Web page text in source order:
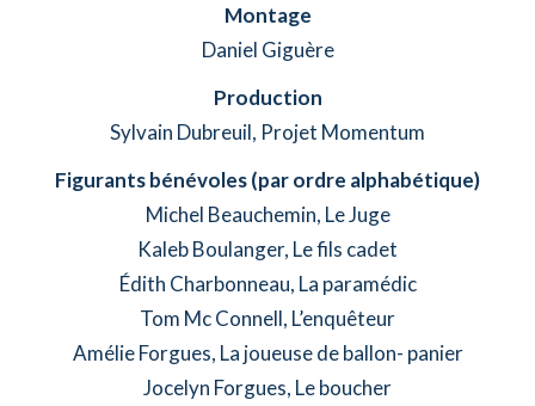
Montage
Daniel Giguère
Production
Sylvain Dubreuil, Projet Momentum
Figurants bénévoles (par ordre alphabétique)
Michel Beauchemin, Le Juge
Kaleb Boulanger, Le fils cadet
Édith Charbonneau, La paramédic
Tom Mc Connell, L’enquêteur
Amélie Forgues, La joueuse de ballon- panier
Jocelyn Forgues, Le boucher